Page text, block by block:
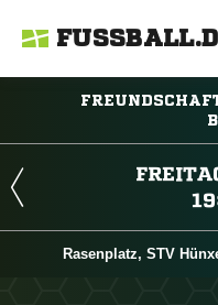
Rasenplatz, STV